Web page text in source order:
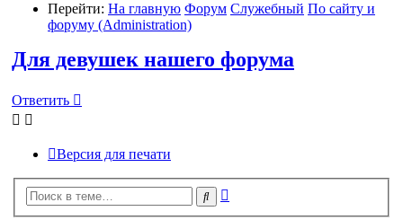
Перейти: На главную Форум Служебный По сайту и
форуму (Administration)
Для девушек нашего форума
Ответить
Версия для печати
Поиск